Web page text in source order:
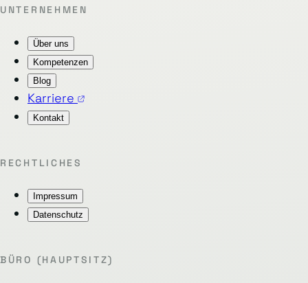
UNTERNEHMEN
Über uns
Kompetenzen
Blog
Karriere
Kontakt
RECHTLICHES
Impressum
Datenschutz
BÜRO (HAUPTSITZ)